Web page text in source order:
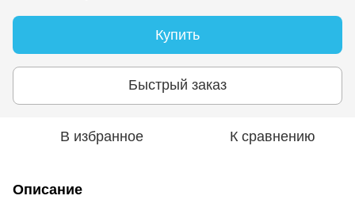
Купить
Быстрый заказ
В избранное К сравнению
Описание